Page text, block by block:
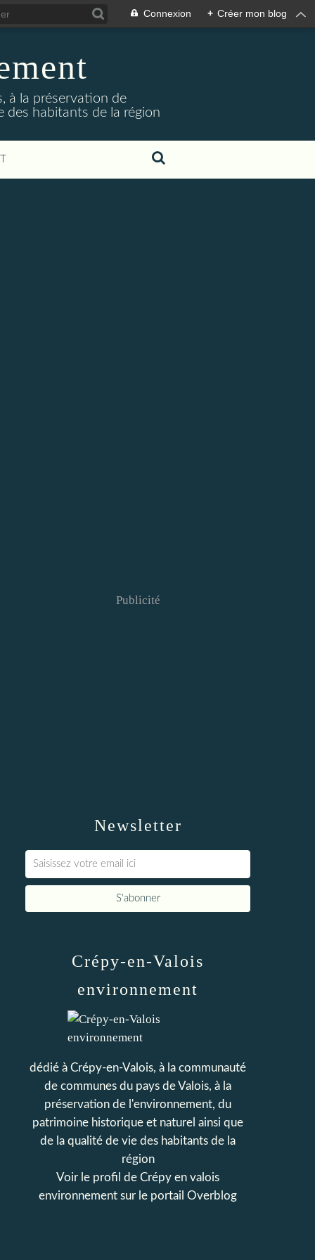
Connexion + Créer mon blog
à la préservation de
des habitants de la région
Newsletter
Publicité
Crépy-en-Valois
environnement
dédié à Crépy-en-Valois, à la communauté
de communes du pays de Valois, à la
préservation de l'environnement, du
patrimoine historique et naturel ainsi que
de la qualité de vie des habitants de la
région
Voir le profil de Crépy en valois
environnement sur le portail Overblog